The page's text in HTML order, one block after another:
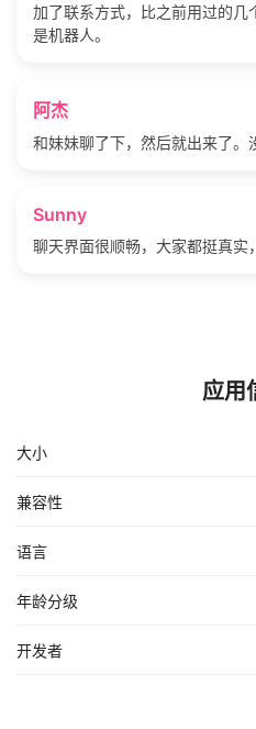
加了联系方式，比之前用过的几
是机器人。
阿杰
和妹妹聊了下，然后就出来了。
Sunny
聊天界面很顺畅，大家都挺真实
应用
大小
兼容性
语言
年龄分级
开发者